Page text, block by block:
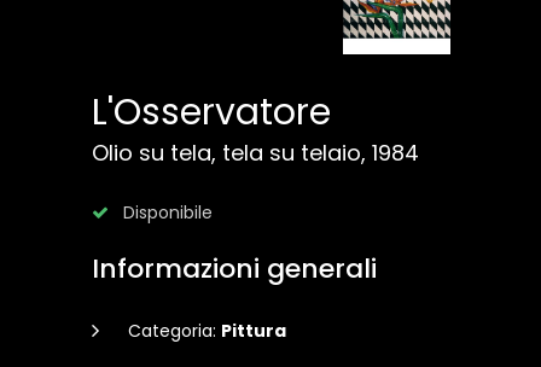
L'Osservatore
Olio su tela, tela su telaio, 1984
Disponibile
Informazioni generali
Categoria: Pittura